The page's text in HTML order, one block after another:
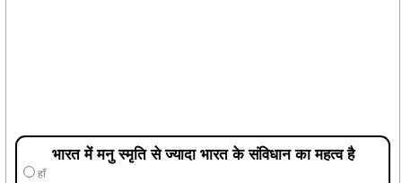
भारत में मनु स्मृति से ज्यादा भारत के संविधान का महत्व है
हाँ